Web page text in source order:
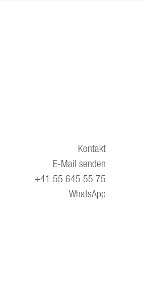
Kontakt
E-Mail senden
+41 55 645 55 75
WhatsApp